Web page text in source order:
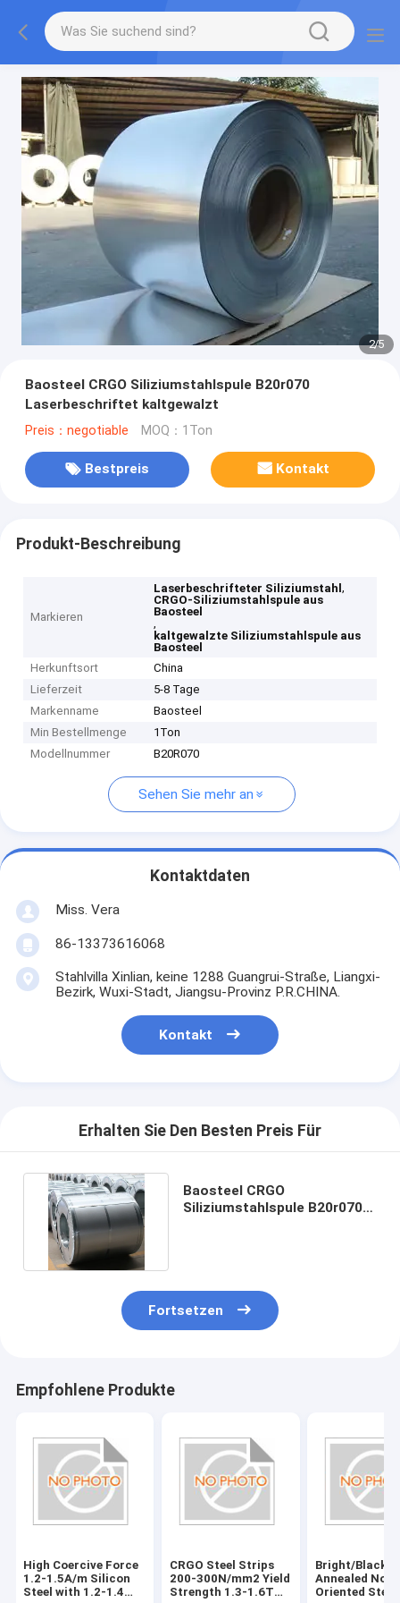
2/5
Baosteel CRGO Siliziumstahlspule B20r070
Laserbeschriftet kaltgewalzt
Preis：negotiable MOQ：1Ton
Bestpreis Kontakt
Produkt-Beschreibung
Markieren
Laserbeschrifteter Siliziumstahl,
CRGO-Siliziumstahlspule aus
Baosteel
,
kaltgewalzte Siliziumstahlspule aus
Baosteel
Herkunftsort
China
Lieferzeit
5-8 Tage
Markenname
Baosteel
Min Bestellmenge
1Ton
Modellnummer
B20R070
Sehen Sie mehr an
Kontaktdaten
Miss. Vera
86-13373616068
Stahlvilla Xinlian, keine 1288 Guangrui-Straße, Liangxi-
Bezirk, Wuxi-Stadt, Jiangsu-Provinz P.R.CHINA.
Kontakt
Erhalten Sie Den Besten Preis Für
Baosteel CRGO
Siliziumstahlspule B20r070
Fortsetzen
Empfohlene Produkte
High Coercive Force
1.2-1.5A/m Silicon
Steel with 1.2-1.4
CRGO Steel Strips
200-300N/mm2 Yield
Strength 1.3-1.6T
Bright/Black
Annealed
Oriented